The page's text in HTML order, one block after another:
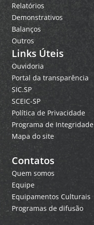
Relatórios
Demonstrativos
Balanços
Outros
Links Úteis
Ouvidoria
Portal da transparência
SIC.SP
SCEIC-SP
Política de Privacidade
Programa de Integridade
Mapa do site
Contatos
Quem somos
Equipe
Equipamentos Culturais
Programas de difusão